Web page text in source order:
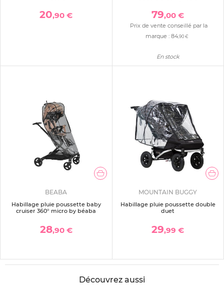
20,90 € 79,00 €
Prix de vente conseillé par la
marque : 84,90 €
En stock
BEABA
Habillage pluie poussette baby
cruiser 360° micro by béaba
28,90 €
MOUNTAIN BUGGY
Habillage pluie poussette double
duet
29,99 €
Découvrez aussi